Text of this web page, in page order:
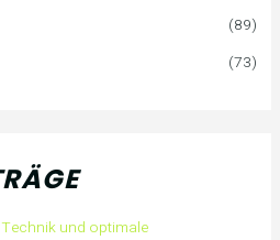
(89)
(73)
und optimale